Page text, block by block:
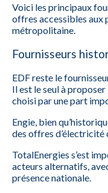
Voici les principaux
offres accessibles aux
métropolitaine.
Fournisseurs
EDF reste le
Il est le seul à
choisi par une part
Engie, bien
des offres
TotalEnergies s’est
acteurs alternatifs,
présence nationale.